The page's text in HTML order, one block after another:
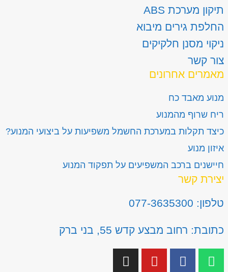
תיקון מערכת ABS
החלפת גירים מיבוא
ניקוי מסנן חלקיקים
צור קשר
מאמרים אחרונים
מנוע מאבד כח
ריח שרוף מהמנוע
כיצד תקלות במערכת החשמל משפיעות על ביצועי המנוע?
איזון מנוע
חיישנים ברכב המשפיעים על תפקוד המנוע
יצירת קשר
טלפון: 077-3635300
כתובת: רחוב מבצע קדש 55, בני ברק